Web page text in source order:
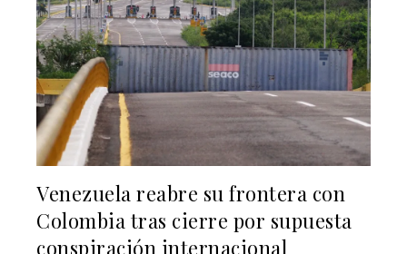
Venezuela reabre su frontera con
Colombia tras cierre por supuesta
conspiración internacional